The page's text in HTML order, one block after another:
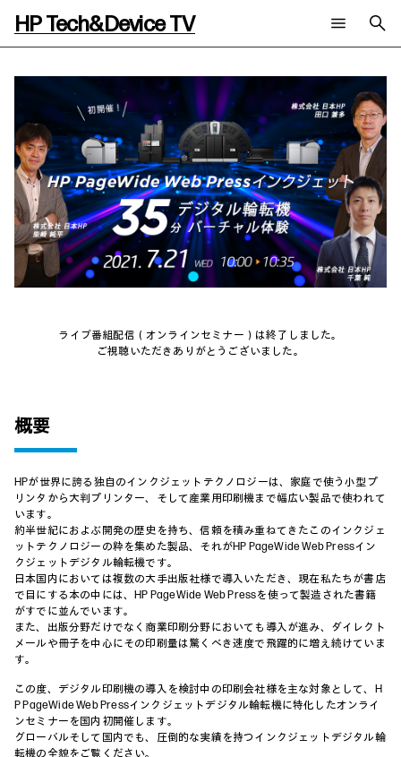
HP Tech&Device TV
全てのコンテンツ
チャンネル
AIの進化と活用事例
製品トレンド & レビュー
サイバーセキュリティ
教育とテクノロジー
自治体・公共
ハイブリッドワーク
ワークステーション
タグ
事例
イベントレポート
AI PC
AIワークステーション
Poly
WXP（DEXツール）
イベント・コラム
イベント・セミナー情報
ご相談
メールニュース会員登録
日本HP 公式Webサイト
HP Tech&Device TV 内のコンテンツを検索します。
ライブ番組配信（オンラインセミナー）は終了しました。
ご視聴いただきありがとうございました。
概要
HPが世界に誇る独自のインクジェットテクノロジーは、家庭で使う小型プ
リンタから大判プリンター、そして産業用印刷機まで幅広い製品で使われて
います。
約半世紀におよぶ開発の歴史を持ち、信頼を積み重ねてきたこのインクジェ
ットテクノロジーの粋を集めた製品、それがHP PageWide Web Pressイン
クジェットデジタル輪転機です。
日本国内においては複数の大手出版社様で導入いただき、現在私たちが書店
で目にする本の中には、HP PageWide Web Pressを使って製造された書籍
がすでに並んでいます。
また、出版分野だけでなく商業印刷分野においても導入が進み、ダイレクト
メールや冊子を中心にその印刷量は驚くべき速度で飛躍的に増え続けていま
す。
この度、デジタル印刷機の導入を検討中の印刷会社様を主な対象として、H
P PageWide Web Pressインクジェットデジタル輪転機に特化したオンライ
ンセミナーを国内初開催します。
グローバルそして国内でも、圧倒的な実績を持つインクジェットデジタル輪
転機の全貌をご覧ください。